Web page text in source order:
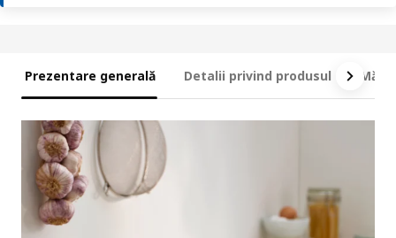
Prezentare generală Detalii privind produsul